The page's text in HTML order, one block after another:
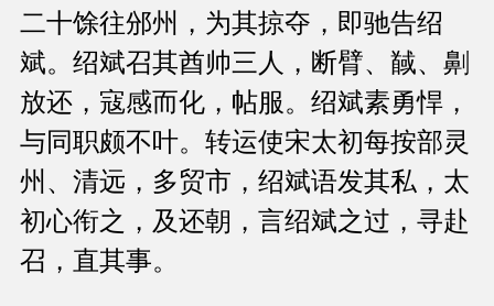
二十馀往邠州，为其掠夺，即驰告绍
斌。绍斌召其酋帅三人，断臂、馘、劓
放还，寇感而化，帖服。绍斌素勇悍，
与同职颇不叶。转运使宋太初每按部灵
州、清远，多贸市，绍斌语发其私，太
初心衔之，及还朝，言绍斌之过，寻赴
召，直其事。